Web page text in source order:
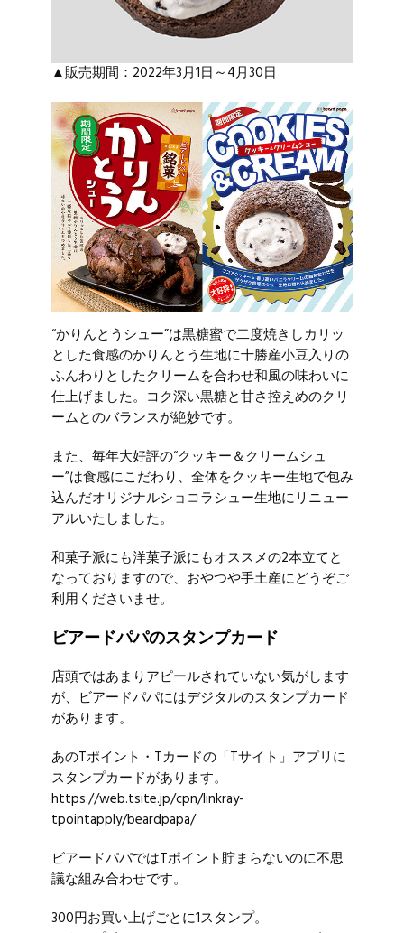
▲販売期間：2022年3月1日～4月30日
“かりんとうシュー”は黒糖蜜で二度焼きしカリッ
とした食感のかりんとう生地に十勝産小豆入りの
ふんわりとしたクリームを合わせ和風の味わいに
仕上げました。コク深い黒糖と甘さ控えめのクリ
ームとのバランスが絶妙です。
また、毎年大好評の“クッキー＆クリームシュ
ー”は食感にこだわり、全体をクッキー生地で包み
込んだオリジナルショコラシュー生地にリニュー
アルいたしました。
和菓子派にも洋菓子派にもオススメの2本立てと
なっておりますので、おやつや手土産にどうぞご
利用くださいませ。
ビアードパパのスタンプカード
店頭ではあまりアピールされていない気がします
が、ビアードパパにはデジタルのスタンプカード
があります。
あのTポイント・Tカードの「Tサイト」アプリに
スタンプカードがあります。
https://web.tsite.jp/cpn/linkray-
tpointapply/beardpapa/
ビアードパパではTポイント貯まらないのに不思
議な組み合わせです。
300円お買い上げごとに1スタンプ。